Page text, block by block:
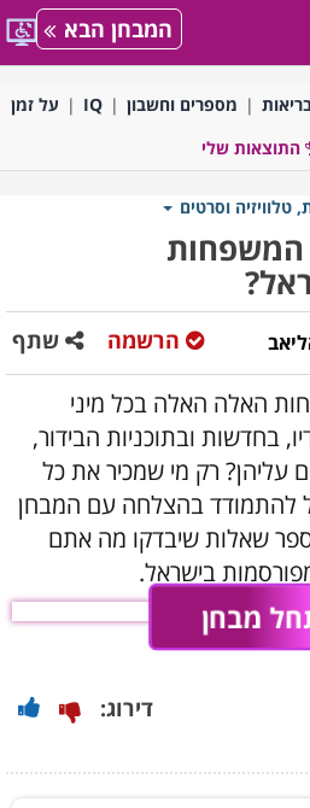
המבחן הבא
מספרים וחשבון IQ
על זמן
התוצאות שלי
טלוויזיה וסרטים
המשפחות
שתף הרשמה
האלה האלה בכל מיני
בחדשות ובתוכניות הבידור,
עליהן? רק מי שמכיר את כל
להתמודד בהצלחה עם המבחן
שאלות שיבדקו מה אתם
בישראל.
מבחן
דירוג: